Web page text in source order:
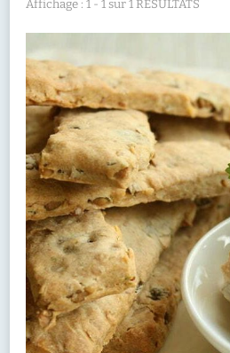
Affichage : 1 - 1 sur 1 RÉSULTATS